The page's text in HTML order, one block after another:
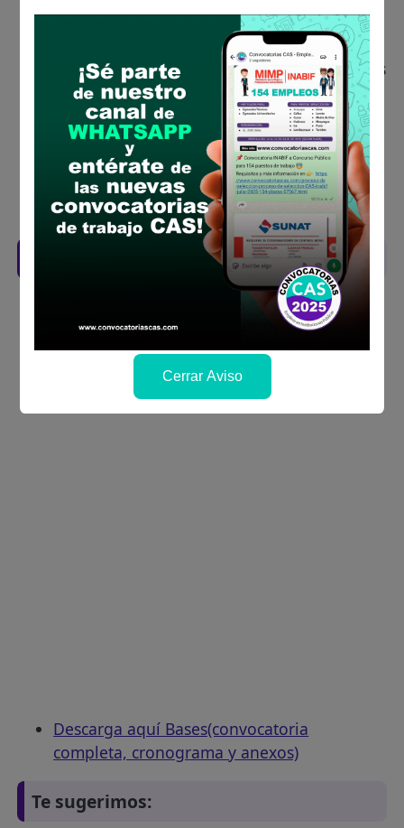
Descarga y revisa a detalle las bases del
Antes de postular, verifica si cumples con los
requisitos para el puesto
Prepara tu documentación y presentalo en
la fechas y por los medios que indica las
bases
Revisar el cronograma para conocer cuando
se publicará los resultados
Descarga aquí las Bases
Descarga aquí Bases(convocatoria
completa, cronograma y anexos)
Te sugerimos:
Cerrar Aviso